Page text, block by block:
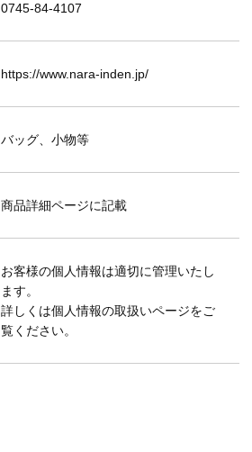
0745-84-4107
https://www.nara-inden.jp/
バッグ、小物等
商品詳細ページに記載
お客様の個人情報は適切に管理いたし
ます。
詳しくは個人情報の取扱いページをご
覧ください。